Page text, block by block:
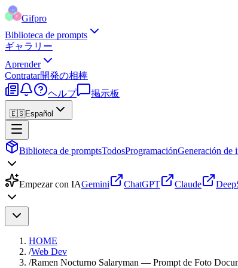
Gifpro
Biblioteca de prompts
ギャラリー
Aprender
Contratar開発の相棒
ヘルプ
掲示板
🇪🇸Español
Biblioteca de promptsTodosProgramaciónGeneración de
Empezar con IAGemini ChatGPT Claude
HOME
/Web Dev
/Ramen Nocturno Salaryman — Prompt de Foto